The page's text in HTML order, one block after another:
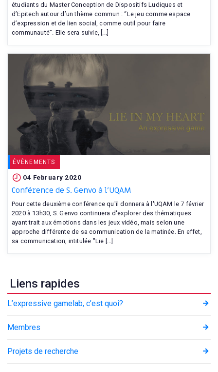
étudiants du Master Conception de Dispositifs Ludiques et
d’Epitech autour d’un thème commun : “Le jeu comme espace
d’expression et de lien social, comme outil pour faire
communauté”. Elle sera suivie, [...]
ÉVÈNEMENTS
04 February 2020
Conférence de S. Genvo à l'UQAM
Pour cette deuxième conférence qu'il donnera à l'UQAM le 7 février
2020 à 13h30, S. Genvo continuera d'explorer des thématiques
ayant trait aux émotions dans les jeux vidéo, mais selon une
approche différente de sa communication de la matinée. En effet,
sa communication, intitulée "Lie [...]
Liens rapides
L’expressive gamelab, c’est quoi?
Membres
Projets de recherche